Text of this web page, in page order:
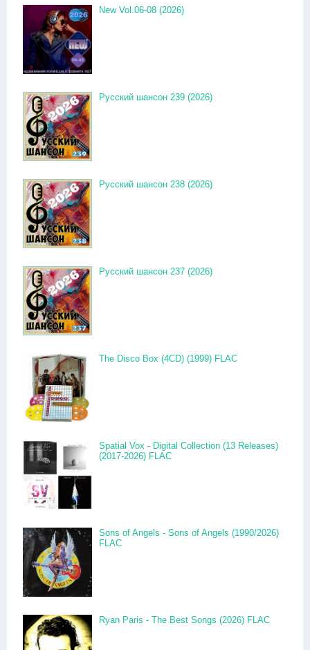
New Vol.06-08 (2026)
Русский шансон 239 (2026)
Русский шансон 238 (2026)
Русский шансон 237 (2026)
The Disco Box (4CD) (1999) FLAC
Spatial Vox - Digital Collection (13 Releases)
(2017-2026) FLAC
Sons of Angels - Sons of Angels (1990/2026)
FLAC
Ryan Paris - The Best Songs (2026) FLAC